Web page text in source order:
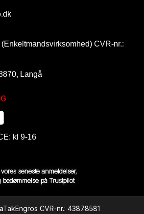
CVR-nr.:
Langå
kl 9-16
seneste anmeldelser,
bedømmelse på Trustpilot
CVR-nr.: 43878581